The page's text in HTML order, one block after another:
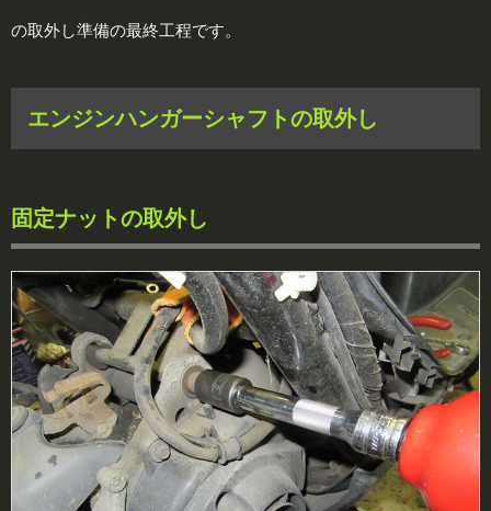
の取外し準備の最終工程です。
エンジンハンガーシャフトの取外し
固定ナットの取外し